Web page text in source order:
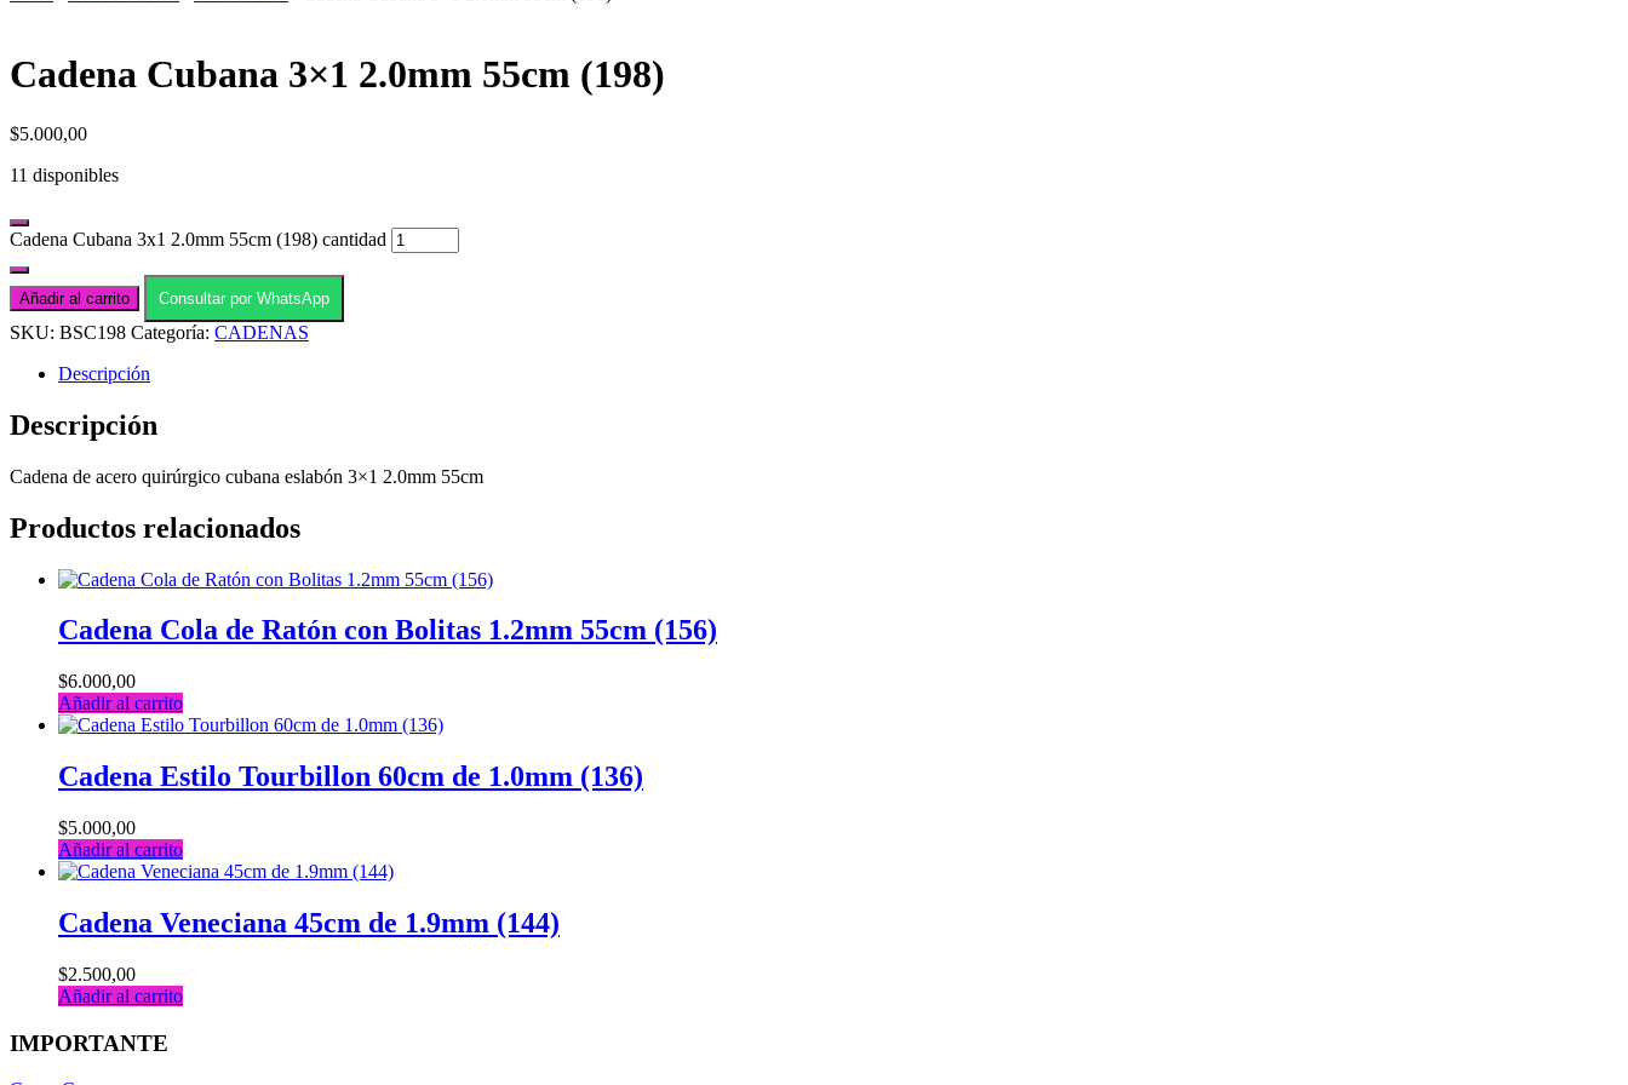
Cadena Cubana 3×1 2.0mm 55cm (198)
$5.000,00
11 disponibles
Cadena Cubana 3x1 2.0mm 55cm (198) cantidad
Añadir al carrito Consultar por WhatsApp
SKU: BSC198 Categoría: CADENAS
Descripción
Descripción
Cadena de acero quirúrgico cubana eslabón 3×1 2.0mm 55cm
Productos relacionados
Cadena Cola de Ratón con Bolitas 1.2mm 55cm (156)
$6.000,00
Añadir al carrito
Cadena Estilo Tourbillon 60cm de 1.0mm (136)
$5.000,00
Añadir al carrito
Cadena Veneciana 45cm de 1.9mm (144)
$2.500,00
Añadir al carrito
IMPORTANTE